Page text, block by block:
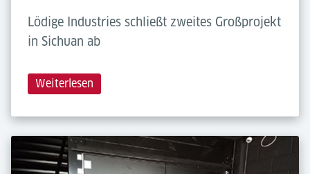
Lödige Industries schließt zweites Großprojekt
in Sichuan ab
Weiterlesen